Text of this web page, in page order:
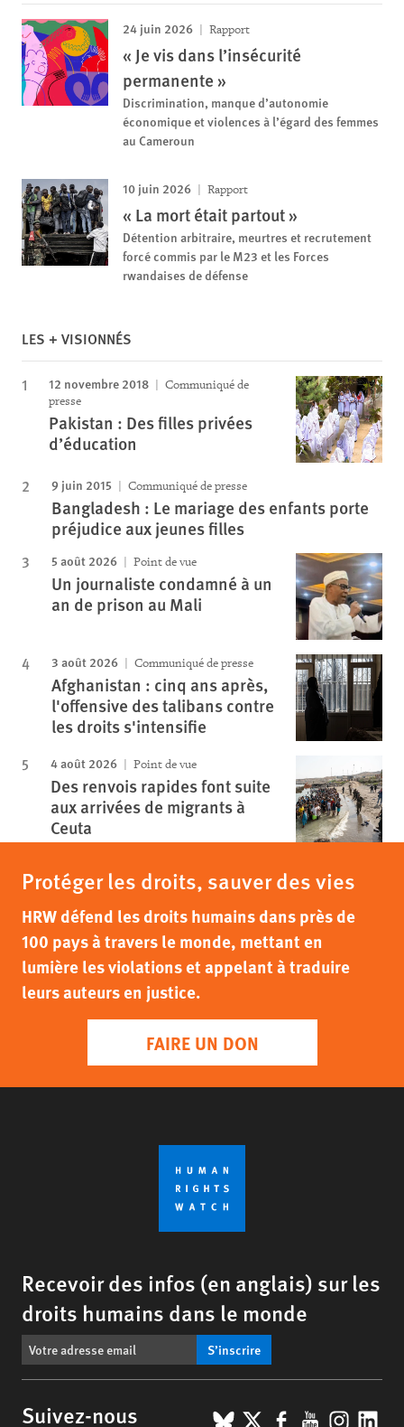
24 juin 2026 Rapport
« Je vis dans l’insécurité
permanente »
Discrimination, manque d’autonomie
économique et violences à l’égard des femmes
au Cameroun
10 juin 2026 Rapport
« La mort était partout »
Détention arbitraire, meurtres et recrutement
forcé commis par le M23 et les Forces
rwandaises de défense
LES + VISIONNÉS
12 novembre 2018
Communiqué de
presse
Pakistan : Des filles privées
d’éducation
9 juin 2015 Communiqué de presse
Bangladesh : Le mariage des enfants porte
préjudice aux jeunes filles
5 août 2026 Point de vue
Un journaliste condamné à un
an de prison au Mali
3 août 2026 Communiqué de presse
Afghanistan : cinq ans après,
l'offensive des talibans contre
les droits s'intensifie
4 août 2026 Point de vue
Des renvois rapides font suite
aux arrivées de migrants à
Ceuta
Protéger les droits, sauver des vies
HRW défend les droits humains dans près de
100 pays à travers le monde, mettant en
lumière les violations et appelant à traduire
leurs auteurs en justice.
FAIRE UN DON
Recevoir des infos (en anglais) sur les
droits humains dans le monde
S’inscrire
Suivez-nous